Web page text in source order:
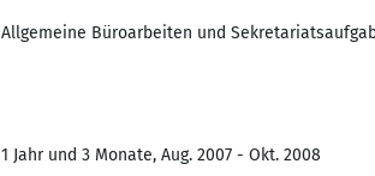
Allgemeine Büroarbeiten und
1 Jahr und 3 Monate, Aug. 2007 - Okt. 2008